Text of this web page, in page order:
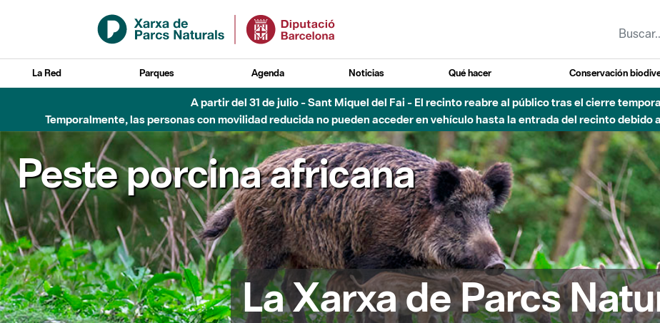
Saltar al contenido principal
La Red Parques Agenda Noticias Qué hacer Conservación
A partir del 31 de julio - Sant Miquel del Fai - El recinto reabre al público tras el cierre
Temporalmente, las personas con movilidad reducida no pueden acceder en vehículo hasta la entrada del recinto debido
Peste porcina africana
La Xarxa de Parcs